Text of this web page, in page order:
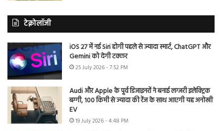
टेक्नोलॉजी
iOS 27 में नई Siri होगी पहले से ज्यादा स्मार्ट, ChatGPT और
Gemini को देगी टक्कर
25 July 2026 - 7:52 PM
Audi और Apple के पूर्व डिजाइनरों ने बनाई लग्जरी इलेक्ट्रिक
बग्गी, 100 किमी से ज्यादा की रेंज के साथ आएगी यह अनोखी
EV
19 July 2026 - 4:48 PM